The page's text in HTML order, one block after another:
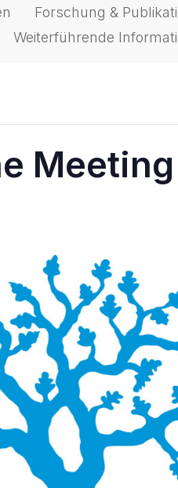
Forschung &
Weiterführende
Meeting